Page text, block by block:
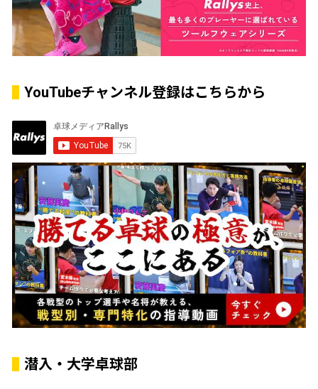
YouTubeチャンネル登録はこちらから
潜入・大学卓球部